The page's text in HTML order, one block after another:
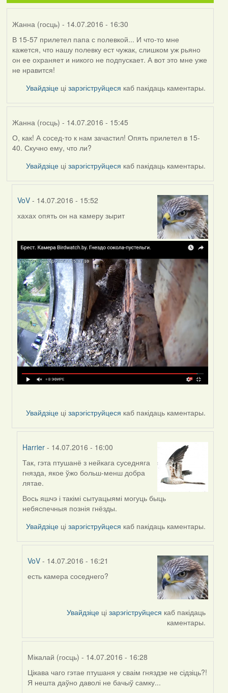
Жанна (госць) - 14.07.2016 - 16:30
В 15-57 прилетел папа с полевкой... И что-то мне
кажется, что нашу полевку ест чужак, слишком уж рьяно
он ее охраняет и никого не подпускает. А вот это мне уже
не нравится!
Увайдзіце цізарэгіструйцеся каб пакідаць каментары.
Жанна (госць) - 14.07.2016 - 15:45
О, как! А сосед-то к нам зачастил! Опять прилетел в 15-
40. Скучно ему, что ли?
Увайдзіце цізарэгіструйцеся каб пакідаць каментары.
VoV - 14.07.2016 - 15:52
In
to
by
Жанна
(госць)
хахах опять он на камеру зырит
Увайдзіце цізарэгіструйцеся каб пакідаць каментары.
Harrier - 14.07.2016 - 16:00
In
reply
to
by
VoV
Так, гэта птушанё з нейкага суседняга
гнязда, якое ўжо больш-менш добра
лятае.
Вось яшчэ і такімі сытуацыямі могуць быць
небяспечныя познія гнёзды.
Увайдзіце цізарэгіструйцеся каб пакідаць каментары.
VoV- 14.07.2016 - 16:21
In
есть камера соседнего?
Увайдзіце цізарэгіструйцеся каб пакідаць
каментары.
Мікалай (госць) - 14.07.2016 - 16:28
In
reply
Цікава чаго гэтае птушаня у сваім гняздзе не сідзіць?!
Я нешта даўно даволі не бачыў самку...